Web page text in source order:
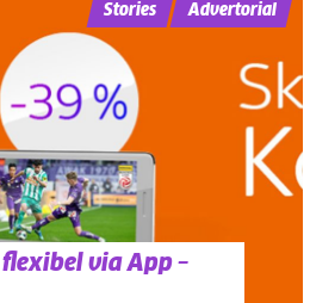
via App –
Stories Advertorial